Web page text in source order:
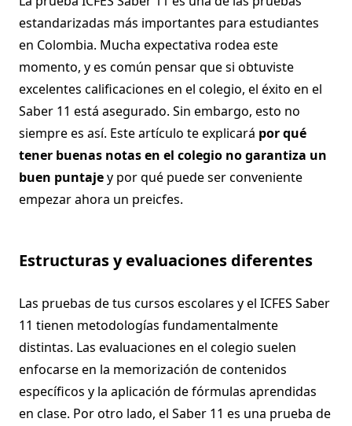
estandarizadas más importantes para estudiantes
en Colombia. Mucha expectativa rodea este
momento, y es común pensar que si obtuviste
excelentes calificaciones en el colegio, el éxito en el
Saber 11 está asegurado. Sin embargo, esto no
siempre es así. Este artículo te explicará por qué
tener buenas notas en el colegio no garantiza un
buen puntajey por qué puede ser conveniente
empezar ahora un preicfes.
Estructuras y evaluaciones diferentes
Las pruebas de tus cursos escolares y el ICFES Saber
11 tienen metodologías fundamentalmente
distintas. Las evaluaciones en el colegio suelen
enfocarse en la memorización de contenidos
específicos y la aplicación de fórmulas aprendidas
en clase. Por otro lado, el Saber 11 es una prueba de